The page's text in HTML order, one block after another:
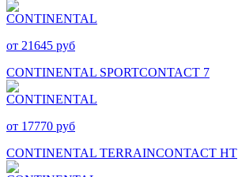
от 21645 руб
CONTINENTAL SPORTCONTACT 7
от 17770 руб
CONTINENTAL TERRAINCONTACT HT